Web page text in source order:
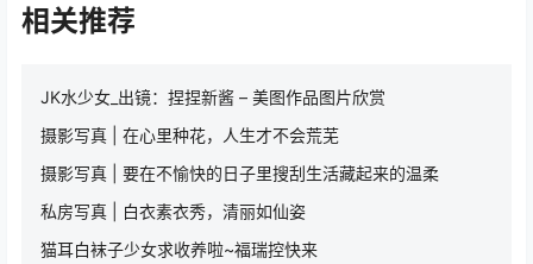
相关推荐
JK水少女_出镜：捏捏新酱 – 美图作品图片欣赏
摄影写真 | 在心里种花，人生才不会荒芜
摄影写真 | 要在不愉快的日子里搜刮生活藏起来的温柔
私房写真 | 白衣素衣秀，清丽如仙姿
猫耳白袜子少女求收养啦~福瑞控快来